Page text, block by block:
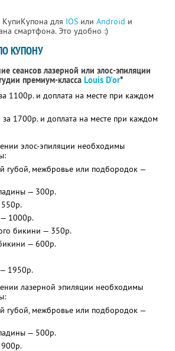
для IOS или Android и
смартфона. Это удобно :)
КУПОНУ
сеансов лазерной или элос-эпиляции
премиум-класса Louis D'or*
1100р. и доплата на месте при каждом
1700р. и доплата на месте при каждом
элос-эпиляции необходимы
губой, межбровье или подбородок —
— 300р.
1000р.
бикини — 350р.
— 600р.
1950р.
лазерной эпиляции необходимы
губой, межбровье или подбородок —
— 500р.